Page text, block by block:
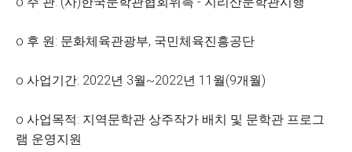
o 후 원: 문화체육관광부, 국민체육진흥공단
o 사업기간: 2022년 3월~2022년 11월(9개월)
o 사업목적: 지역문학관 상주작가 배치 및 문학관 프로그
램 운영지원